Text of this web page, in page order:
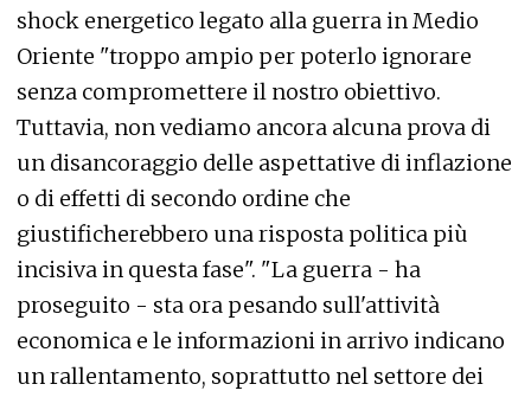
shock energetico legato alla guerra in Medio
Oriente "troppo ampio per poterlo ignorare
senza compromettere il nostro obiettivo.
Tuttavia, non vediamo ancora alcuna prova di
un disancoraggio delle aspettative di inflazione
o di effetti di secondo ordine che
giustificherebbero una risposta politica più
incisiva in questa fase". "La guerra - ha
proseguito - sta ora pesando sull'attività
economica e le informazioni in arrivo indicano
un rallentamento, soprattutto nel settore dei